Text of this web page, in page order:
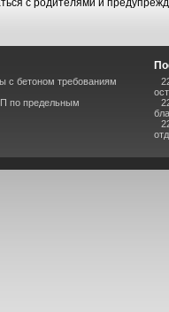
с родителями и
с бетоном требованиям
по предельным